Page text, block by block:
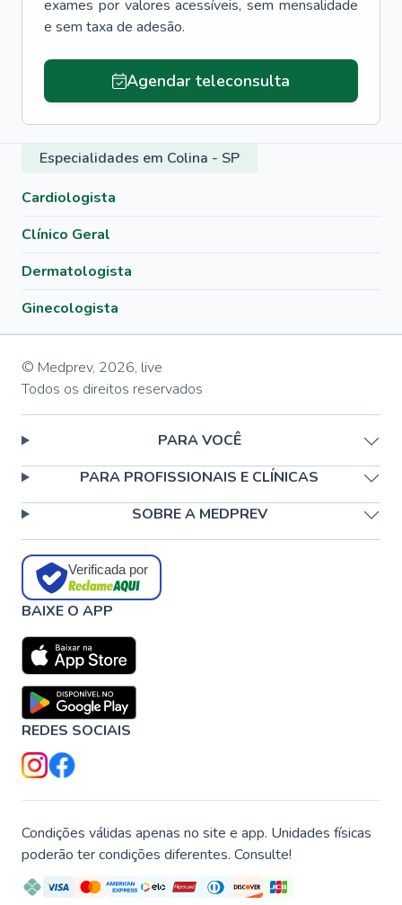
exames por valores acessíveis, sem mensalidade
e sem taxa de adesão.
Agendar teleconsulta
Especialidades em Colina - SP
Cardiologista
Clínico Geral
Dermatologista
Ginecologista
© Medprev, 2026, live
Todos os direitos reservados
PARA VOCÊ
PARA PROFISSIONAIS E CLÍNICAS
SOBRE A MEDPREV
Verificada por
BAIXE O APP
REDES SOCIAIS
Condições válidas apenas no site e app. Unidades físicas
poderão ter condições diferentes. Consulte!